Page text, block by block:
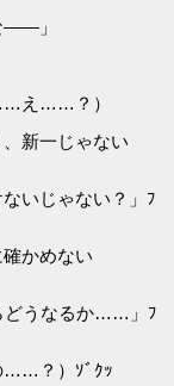
――」
え……？）
新一じゃない
いじゃない？」ﾌ
かめない
どうなるか……」ﾌ
……？）ｿﾞｸｯ